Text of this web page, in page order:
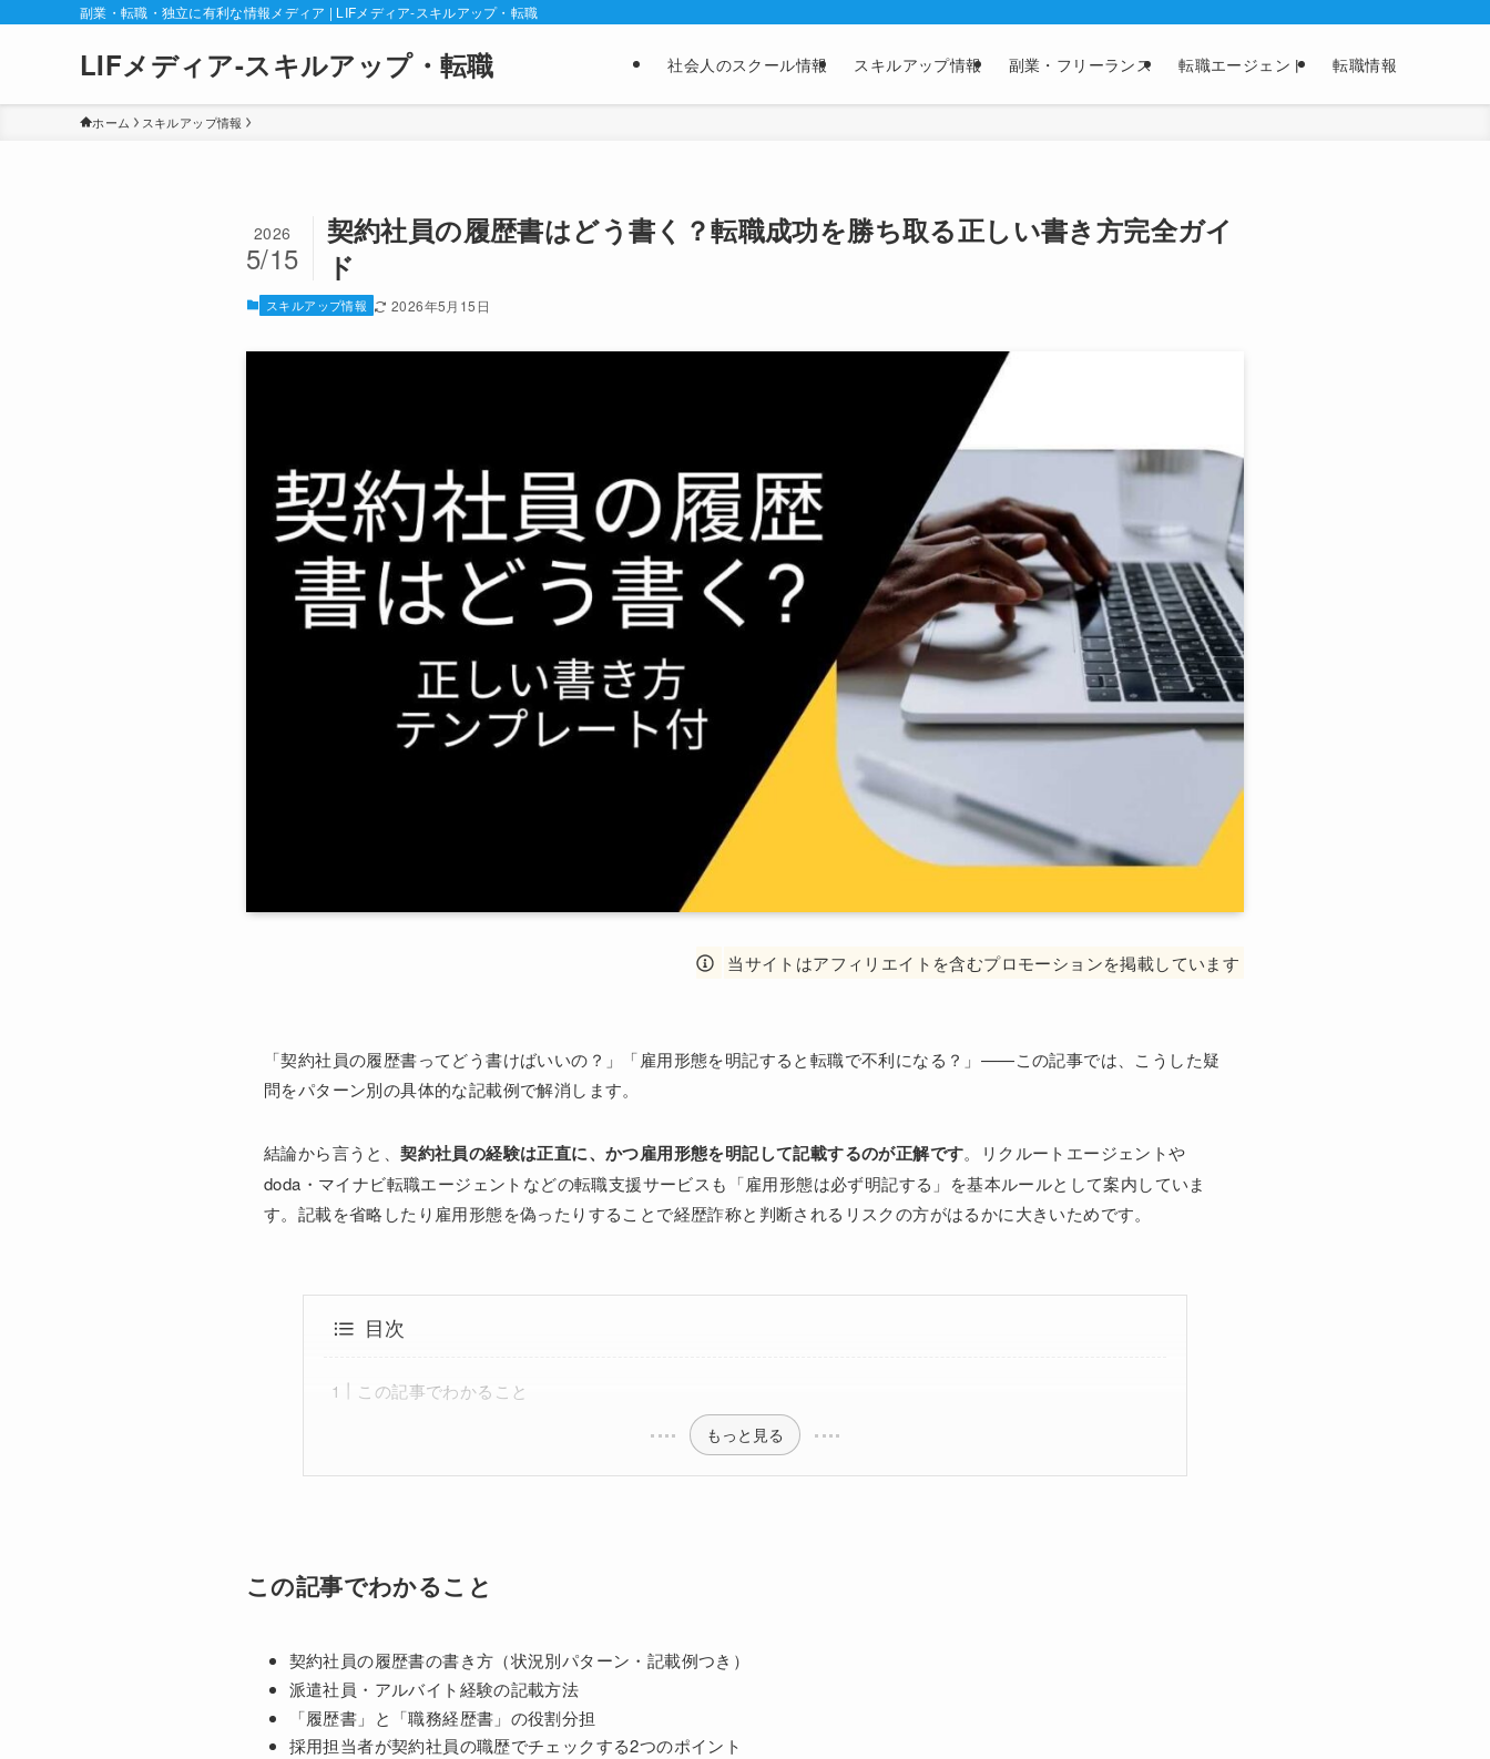
副業・転職・独立に有利な情報メディア | LIFメディア-スキルアップ・転職
LIFメディア-スキルアップ・転職 社会人のスクール情報 スキルアップ情報 副業・フリーランス 転職エージェント 転職情報
ホーム スキルアップ情報
契約社員の履歴書はどう書く？転職成功を勝ち取る正しい書き方完全ガイ
ド
2026
5/15
スキルアップ情報 2026年5月15日
当サイトはアフィリエイトを含むプロモーションを掲載しています
「契約社員の履歴書ってどう書けばいいの？」「雇用形態を明記すると転職で不利になる？」——この記事では、こうした疑
問をパターン別の具体的な記載例で解消します。
結論から言うと、契約社員の経験は正直に、かつ雇用形態を明記して記載するのが正解です。リクルートエージェントや
doda・マイナビ転職エージェントなどの転職支援サービスも「雇用形態は必ず明記する」を基本ルールとして案内していま
す。記載を省略したり雇用形態を偽ったりすることで経歴詐称と判断されるリスクの方がはるかに大きいためです。
目次
この記事でわかること
もっと見る
この記事でわかること
契約社員の履歴書の書き方（状況別パターン・記載例つき）
派遣社員・アルバイト経験の記載方法
「履歴書」と「職務経歴書」の役割分担
採用担当者が契約社員の職歴でチェックする2つのポイント